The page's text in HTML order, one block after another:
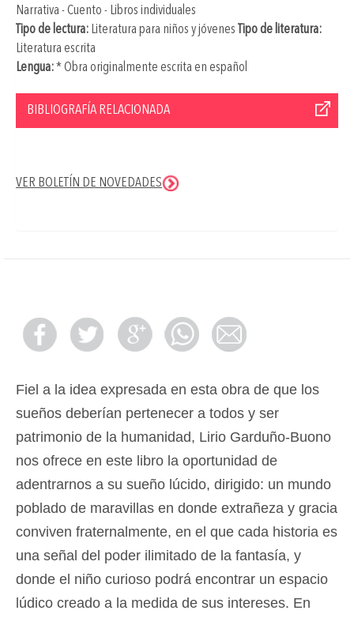
Narrativa - Cuento - Libros individuales
Tipo de lectura: Literatura para niños y jóvenes Tipo de literatura:
Literatura escrita
Lengua:* Obra originalmente escrita en español
BIBLIOGRAFÍA RELACIONADA
VER BOLETÍN DE NOVEDADES
Fiel a la idea expresada en esta obra de que los
sueños deberían pertenecer a todos y ser
patrimonio de la humanidad, Lirio Garduño-Buono
nos ofrece en este libro la oportunidad de
adentrarnos a su sueño lúcido, dirigido: un mundo
poblado de maravillas en donde extrañeza y gracia
conviven fraternalmente, en el que cada historia es
una señal del poder ilimitado de la fantasía, y
donde el niño curioso podrá encontrar un espacio
lúdico creado a la medida de sus intereses. En